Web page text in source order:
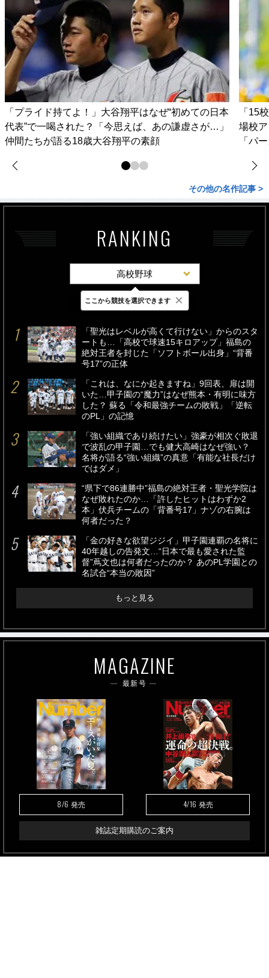
「プライド持てよ！」大谷翔平はなぜ“初めての日本
代表”で一喝された？「今思えば、あの謙虚さが…」
仲間たちが語る18歳大谷翔平の素顔
「15
場校
「パ
その他の名作記事 >
RANKING
高校野球
最新 24時間 週間
「聖光はレベルが高くて行けない」からのスタ
ートも…「高校で球速15キロアップ」福島の
絶対王者を封じた「ソフトボール出身」“背番
号17”の正体
「これは、なにか起きますね」9回表、扉は開
いた…甲子園の“魔力”はなぜ熊本・有明に味方
した？ 蘇る「令和最強チームの敗戦」「逆転
のPL」の記憶
「強い組織であり続けたい」強豪が相次ぐ敗退
で波乱の甲子園…でも健大高崎はなぜ強い？
名将が語る“強い組織”の真意「有能な社長だけ
ではダメ」
“県下で86連勝中”福島の絶対王者・聖光学院は
なぜ敗れたのか…「許したヒットはわずか2
本」伏兵チームの「背番号17」ナゾの右腕は
何者だった？
「金の好きな欲望ジジイ」甲子園連覇の名将に
40年越しの告発文…“日本で最も愛された監
督”蔦文也は何者だったのか？ あのPL学園との
名試合“本当の敗因”
もっと見る
MAGAZINE
最新号
8/6 発売 4/16 発売
雑誌定期購読のご案内
ここから競技を選択できます ×